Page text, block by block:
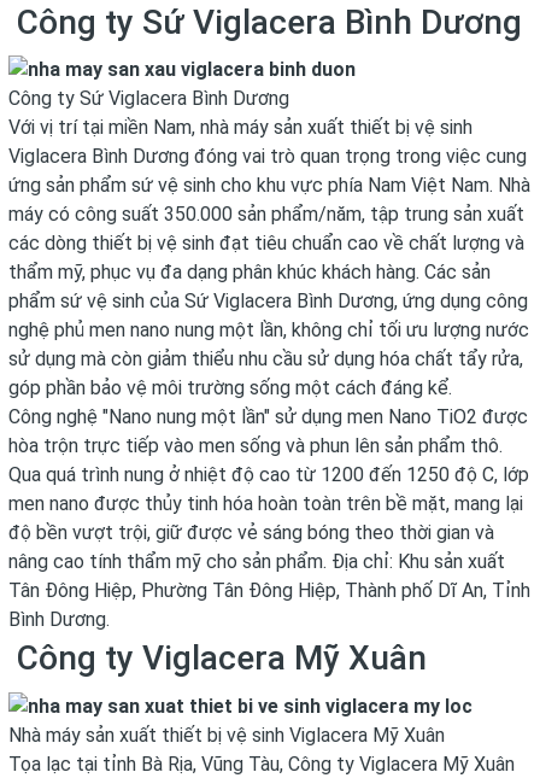
Công ty Sứ Viglacera Bình Dương
Công ty Sứ Viglacera Bình Dương
Với vị trí tại miền Nam, nhà máy sản xuất thiết bị vệ sinh
Viglacera Bình Dương đóng vai trò quan trọng trong việc cung
ứng sản phẩm sứ vệ sinh cho khu vực phía Nam Việt Nam. Nhà
máy có công suất 350.000 sản phẩm/năm, tập trung sản xuất
các dòng thiết bị vệ sinh đạt tiêu chuẩn cao về chất lượng và
thẩm mỹ, phục vụ đa dạng phân khúc khách hàng. Các sản
phẩm sứ vệ sinh của Sứ Viglacera Bình Dương, ứng dụng công
nghệ phủ men nano nung một lần, không chỉ tối ưu lượng nước
sử dụng mà còn giảm thiểu nhu cầu sử dụng hóa chất tẩy rửa,
góp phần bảo vệ môi trường sống một cách đáng kể.
Công nghệ "Nano nung một lần" sử dụng men Nano TiO2 được
hòa trộn trực tiếp vào men sống và phun lên sản phẩm thô.
Qua quá trình nung ở nhiệt độ cao từ 1200 đến 1250 độ C, lớp
men nano được thủy tinh hóa hoàn toàn trên bề mặt, mang lại
độ bền vượt trội, giữ được vẻ sáng bóng theo thời gian và
nâng cao tính thẩm mỹ cho sản phẩm. Địa chỉ: Khu sản xuất
Tân Đông Hiệp, Phường Tân Đông Hiệp, Thành phố Dĩ An, Tỉnh
Bình Dương.
Công ty Viglacera Mỹ Xuân
Nhà máy sản xuất thiết bị vệ sinh Viglacera Mỹ Xuân
Tọa lạc tại tỉnh Bà Rịa, Vũng Tàu, Công ty Viglacera Mỹ Xuân